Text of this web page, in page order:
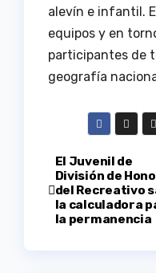
alevín e infantil.
equipos y en
participantes de
geografía
de
entradas
El Juvenil de
División de
del Recreativo
la calculadora
la permanencia